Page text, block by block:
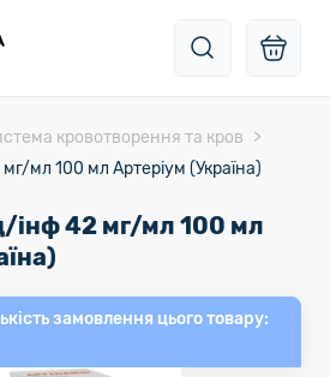
кровотворення та кров
мл 100 мл Артеріум (Україна)
інф 42 мг/мл 100 мл
замовлення цього товару: